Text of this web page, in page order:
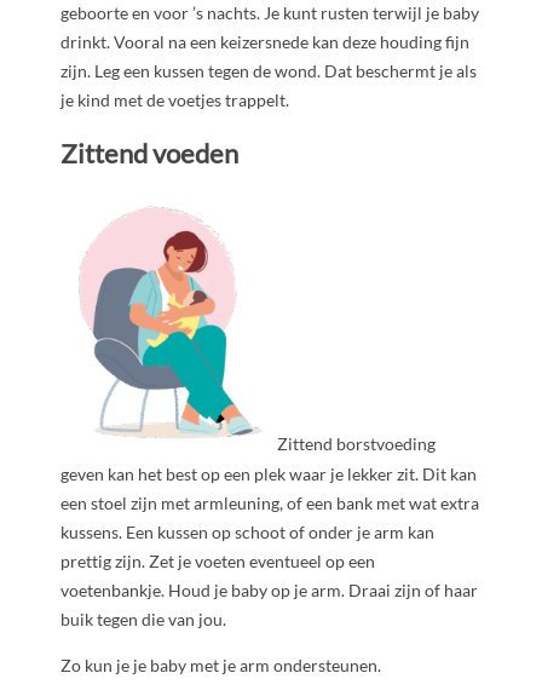
geboorte en voor ’s nachts. Je kunt rusten terwijl je baby
drinkt. Vooral na een keizersnede kan deze houding fijn
zijn. Leg een kussen tegen de wond. Dat beschermt je als
je kind met de voetjes trappelt.
Zittend voeden
Zittend borstvoeding
geven kan het best op een plek waar je lekker zit. Dit kan
een stoel zijn met armleuning, of een bank met wat extra
kussens. Een kussen op schoot of onder je arm kan
prettig zijn. Zet je voeten eventueel op een
voetenbankje. Houd je baby op je arm. Draai zijn of haar
buik tegen die van jou.
Zo kun je je baby met je arm ondersteunen.